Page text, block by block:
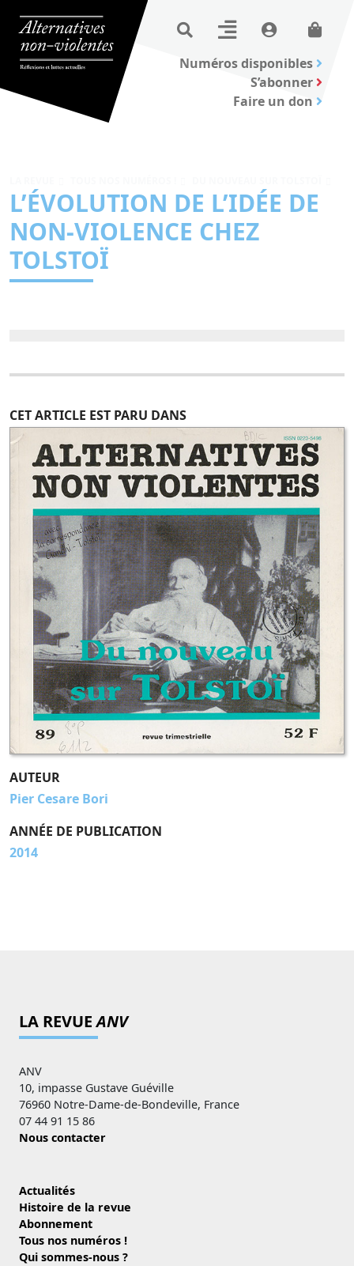
Numéros disponibles
S’abonner
Faire un don
L’ÉVOLUTION DE L’IDÉE DE
NON-VIOLENCE CHEZ
TOLSTOÏ
AUTEUR
Pier Cesare Bori
ANNÉE DE PUBLICATION
2014
CET ARTICLE EST PARU DANS
LA REVUEANV
ANV
10, impasse Gustave Guéville
76960 Notre-Dame-de-Bondeville, France
07 44 91 15 86
Nous contacter
Actualités
Histoire de la revue
Abonnement
Tous nos numéros !
Qui sommes-nous ?